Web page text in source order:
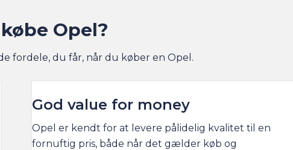
Opel?
fordele, du får, når du køber en Opel.
God value for money
Opel er kendt for at levere pålidelig kvalitet til en
fornuftig pris, både når det gælder køb og